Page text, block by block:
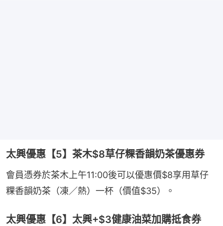
太興優惠【5】茶木$8草仔粿香韻奶茶優惠券
會員憑券於茶木上午11:00後可以優惠價$8享用草仔
粿香韻奶茶（凍／熱）一杯（價值$35）。
太興優惠【6】太興+$3健康油菜加購抵食券